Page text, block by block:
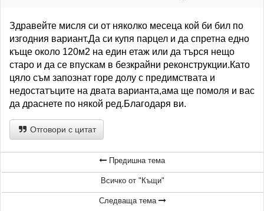
Здравейте мисля си от няколко месеца кой би бил по
изгодния вариант.Да си купя парцел и да спретна едно
къще около 120м2 на един етаж или да търся нещо
старо и да се впускам в безкрайни реконструкции.Като
цяло съм запознат горе долу с предимствата и
недостатъците на двата варианта,ама ще помоля и вас
да драснете по някой ред.Благодаря ви.
Отговори с цитат
Предишна тема
Всичко от "Къщи"
Следваща тема